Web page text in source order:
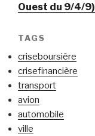
Ouest du 9/4/9)
TAGS
criseboursière
crisefinancière
transport
avion
automobile
ville